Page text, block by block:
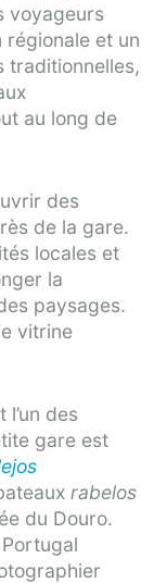
voyageurs
régionale et un
traditionnelles,
au long de
des
de la gare.
locales et
la
paysages.
vitrine
l’un des
gare est
rabelos
du Douro.